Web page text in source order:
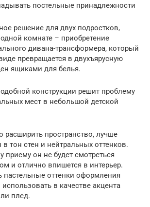
постельные принадлежности
решение для двух подростков,
комнате – приобретение
дивана-трансформера, который
превращается в двухъярусную
ящиками для белья.
конструкции решит проблему
мест в небольшой детской
расширить пространство, лучше
в тон стен и нейтральных оттенков.
приему он не будет смотреться
и отлично впишется в интерьер.
пастельные оттенки оформления
в качестве акцента
плед.